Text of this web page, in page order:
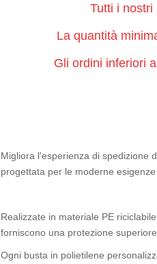
Tutti i
La quantità
Gli ordini inferiori
Migliora l'esperienza di spedizione
progettata per le moderne esigenze
Realizzate in materiale PE
forniscono una protezione
Ogni busta in polietilene